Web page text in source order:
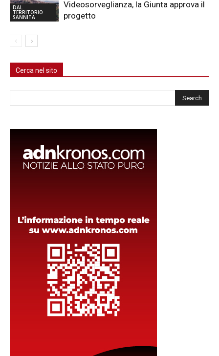
DAL
TERRITORIO
SANNITA
Videosorveglianza, la Giunta approva il
progetto
Cerca nel sito